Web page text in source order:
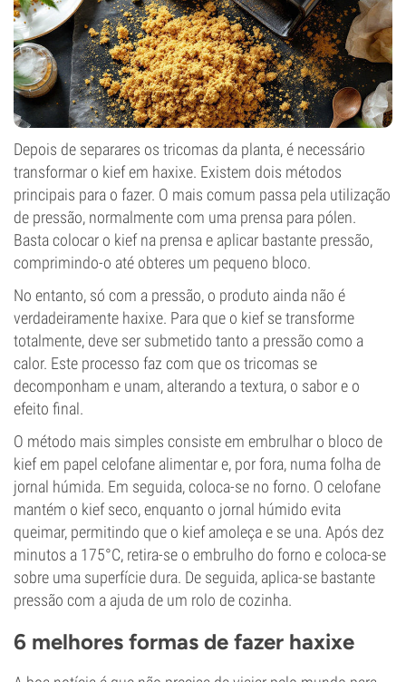
Depois de separares os tricomas da planta, é necessário
transformar o kief em haxixe. Existem dois métodos
principais para o fazer. O mais comum passa pela utilização
de pressão, normalmente com uma prensa para pólen.
Basta colocar o kief na prensa e aplicar bastante pressão,
comprimindo-o até obteres um pequeno bloco.
No entanto, só com a pressão, o produto ainda não é
verdadeiramente haxixe. Para que o kief se transforme
totalmente, deve ser submetido tanto a pressão como a
calor. Este processo faz com que os tricomas se
decomponham e unam, alterando a textura, o sabor e o
efeito final.
O método mais simples consiste em embrulhar o bloco de
kief em papel celofane alimentar e, por fora, numa folha de
jornal húmida. Em seguida, coloca-se no forno. O celofane
mantém o kief seco, enquanto o jornal húmido evita
queimar, permitindo que o kief amoleça e se una. Após dez
minutos a 175°C, retira-se o embrulho do forno e coloca-se
sobre uma superfície dura. De seguida, aplica-se bastante
pressão com a ajuda de um rolo de cozinha.
6 melhores formas de fazer haxixe